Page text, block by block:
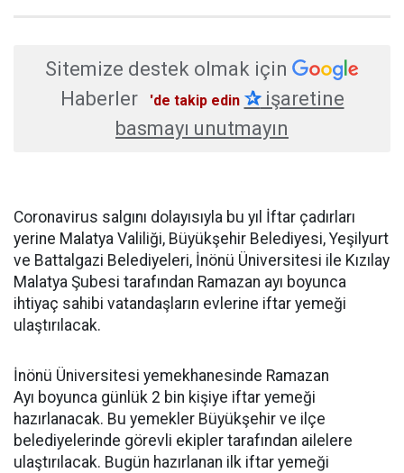
Sitemize destek olmak için
Haberler
'de takip edin ✰işaretine
basmayı unutmayın
Coronavirus salgını dolayısıyla bu yıl İftar çadırları
yerine Malatya Valiliği, Büyükşehir Belediyesi, Yeşilyurt
ve Battalgazi Belediyeleri, İnönü Üniversitesi ile Kızılay
Malatya Şubesi tarafından Ramazan ayı boyunca
ihtiyaç sahibi vatandaşların evlerine iftar yemeği
ulaştırılacak.
İnönü Üniversitesi yemekhanesinde Ramazan
Ayı boyunca günlük 2 bin kişiye iftar yemeği
hazırlanacak. Bu yemekler Büyükşehir ve ilçe
belediyelerinde görevli ekipler tarafından ailelere
ulaştırılacak. Bugün hazırlanan ilk iftar yemeği